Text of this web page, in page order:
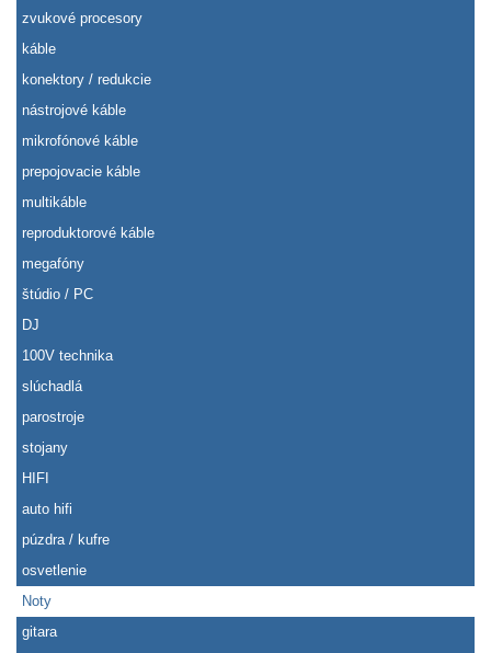
zvukové procesory
káble
konektory / redukcie
nástrojové káble
mikrofónové káble
prepojovacie káble
multikáble
reproduktorové káble
megafóny
štúdio / PC
DJ
100V technika
slúchadlá
parostroje
stojany
HIFI
auto hifi
púzdra / kufre
osvetlenie
Noty
gitara